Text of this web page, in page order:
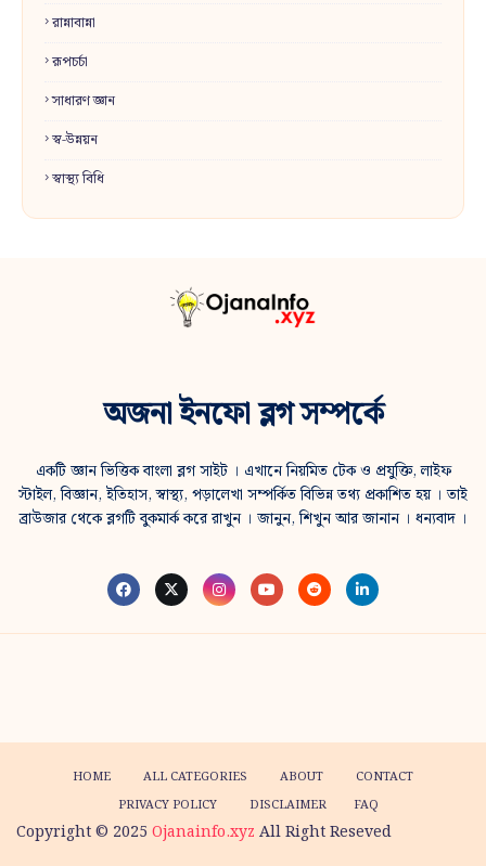
রান্নাবান্না
রূপচর্চা
সাধারণ জ্ঞান
স্ব-উন্নয়ন
স্বাস্থ্য বিধি
অজনা ইনফো ব্লগ সম্পর্কে
একটি জ্ঞান ভিত্তিক বাংলা ব্লগ সাইট । এখানে নিয়মিত টেক ও প্রযুক্তি, লাইফ
স্টাইল, বিজ্ঞান, ইতিহাস, স্বাস্থ্য, পড়ালেখা সম্পর্কিত বিভিন্ন তথ্য প্রকাশিত হয় । তাই
ব্রাউজার থেকে ব্লগটি বুকমার্ক করে রাখুন । জানুন, শিখুন আর জানান । ধন্যবাদ ।
HOME ALL CATEGORIES ABOUT
CONTACT
PRIVACY POLICY
DISCLAIMER FAQ
Copyright © 2025 Ojanainfo.xyz All Right Reseved